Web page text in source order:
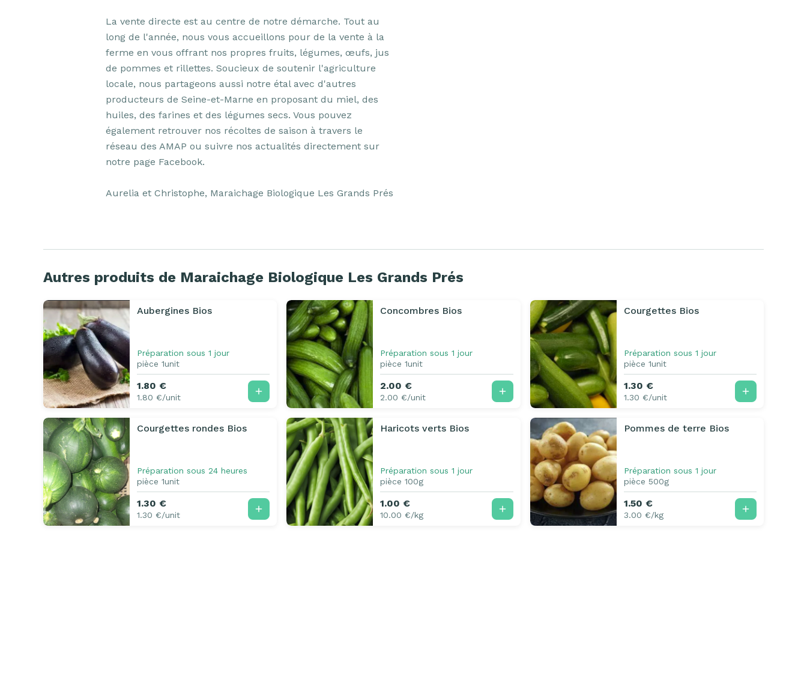
La vente directe est au centre de notre démarche. Tout au
long de l'année, nous vous accueillons pour de la vente à la
ferme en vous offrant nos propres fruits, légumes, œufs, jus
de pommes et rillettes. Soucieux de soutenir l'agriculture
locale, nous partageons aussi notre étal avec d'autres
producteurs de Seine-et-Marne en proposant du miel, des
huiles, des farines et des légumes secs. Vous pouvez
également retrouver nos récoltes de saison à travers le
réseau des AMAP ou suivre nos actualités directement sur
notre page Facebook.
Aurelia et Christophe, Maraichage Biologique Les Grands Prés
Autres produits de Maraichage Biologique Les Grands Prés
Aubergines Bios
Préparation sous 1 jour
pièce 1unit
1.80 €
1.80 €/unit
Concombres Bios
Préparation sous 1 jour
pièce 1unit
2.00 €
2.00 €/unit
Courgettes Bios
Préparation sous 1 jour
pièce 1unit
1.30 €
1.30 €/unit
Courgettes rondes Bios
Préparation sous 24 heures
pièce 1unit
1.30 €
1.30 €/unit
Haricots verts Bios
Préparation sous 1 jour
pièce 100g
1.00 €
10.00 €/kg
Pommes de terre Bios
Préparation sous 1 jour
pièce 500g
1.50 €
3.00 €/kg